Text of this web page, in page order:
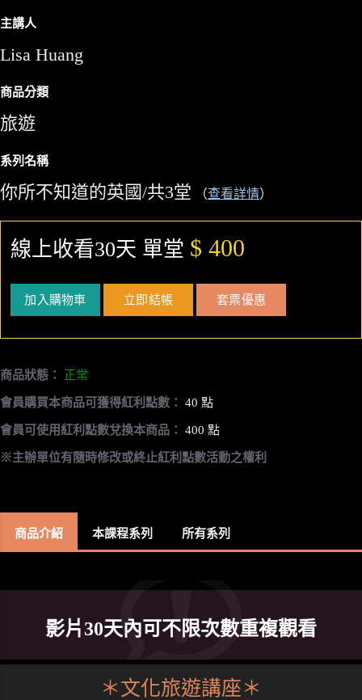
主講人
Lisa Huang
商品分類
旅遊
系列名稱
你所不知道的英國/共3堂 （查看詳情）
線上收看30天 單堂 $ 400
加入購物車 立即結帳 套票優惠
商品狀態： 正常
會員購買本商品可獲得紅利點數： 40 點
會員可使用紅利點數兌換本商品： 400 點
※主辦單位有隨時修改或終止紅利點數活動之權利
商品介紹 本課程系列 所有系列
影片30天內可不限次數重複觀看
＊文化旅遊講座＊